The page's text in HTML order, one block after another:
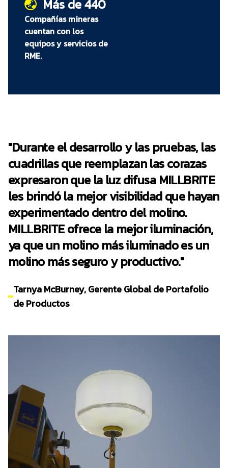
adicional para su uso en el exterior e incluye
un suministro de energía asignado
específicamente
Capacidad para integrar cableado y
conexiones eléctricas dentro de la MRM
Más de 440
Compañías mineras
cuentan con los
equipos y servicios de
RME.
"Durante el desarrollo y las pruebas, las
cuadrillas que reemplazan las corazas
expresaron que la luz difusa MILLBRITE
les brindó la mejor visibilidad que hayan
experimentado dentro del molino.
MILLBRITE ofrece la mejor iluminación,
ya que un molino más iluminado es un
molino más seguro y productivo."
Tarnya McBurney, Gerente Global de Portafolio
de Productos